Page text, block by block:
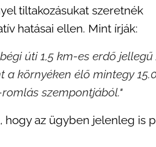
tiltakozásukat szeretnék
hatásai ellen. Mint írják:
úti 1,5 km-es erdő
környéken élő mintegy
szempontjából."
hogy az ügyben jelenleg is